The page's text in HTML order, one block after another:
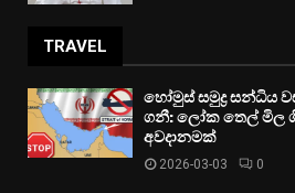
TRAVEL
හෝමුස් සමුද්‍ර සන්ධිය
ගනී: ලෝක තෙල් මිල
අවදානමක්
2026-03-03 0